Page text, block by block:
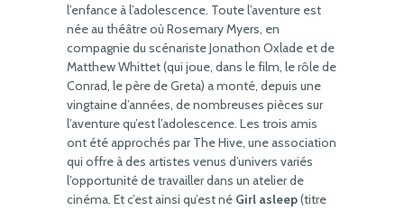
l’enfance à l’adolescence. Toute l’aventure est
née au théâtre où Rosemary Myers, en
compagnie du scénariste Jonathon Oxlade et de
Matthew Whittet (qui joue, dans le film, le rôle de
Conrad, le père de Greta) a monté, depuis une
vingtaine d’années, de nombreuses pièces sur
l’aventure qu’est l’adolescence. Les trois amis
ont été approchés par The Hive, une association
qui offre à des artistes venus d’univers variés
l’opportunité de travailler dans un atelier de
cinéma. Et c’est ainsi qu’est né Girl asleep(titre